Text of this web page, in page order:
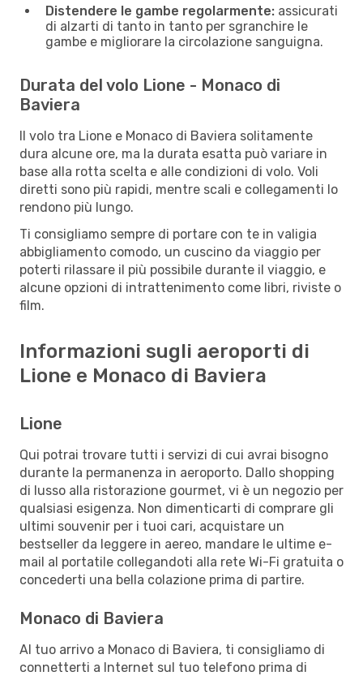
Distendere le gambe regolarmente: assicurati
di alzarti di tanto in tanto per sgranchire le
gambe e migliorare la circolazione sanguigna.
Durata del volo Lione - Monaco di
Baviera
Il volo tra Lione e Monaco di Baviera solitamente
dura alcune ore, ma la durata esatta può variare in
base alla rotta scelta e alle condizioni di volo. Voli
diretti sono più rapidi, mentre scali e collegamenti lo
rendono più lungo.
Ti consigliamo sempre di portare con te in valigia
abbigliamento comodo, un cuscino da viaggio per
poterti rilassare il più possibile durante il viaggio, e
alcune opzioni di intrattenimento come libri, riviste o
film.
Informazioni sugli aeroporti di
Lione e Monaco di Baviera
Lione
Qui potrai trovare tutti i servizi di cui avrai bisogno
durante la permanenza in aeroporto. Dallo shopping
di lusso alla ristorazione gourmet, vi è un negozio per
qualsiasi esigenza. Non dimenticarti di comprare gli
ultimi souvenir per i tuoi cari, acquistare un
bestseller da leggere in aereo, mandare le ultime e-
mail al portatile collegandoti alla rete Wi-Fi gratuita o
concederti una bella colazione prima di partire.
Monaco di Baviera
Al tuo arrivo a Monaco di Baviera, ti consigliamo di
connetterti a Internet sul tuo telefono prima di